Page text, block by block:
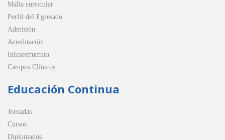
Malla curricular
Perfil del Egresado
Admisión
Acreditación
Infraestructura
Campos Clínicos
Educación Continua
Jornadas
Cursos
Diplomados